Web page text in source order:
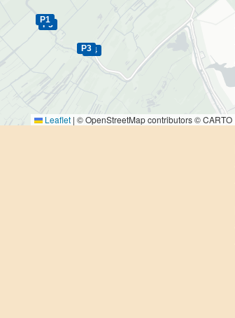
P5
P4
P3
P1
Leaflet | © OpenStreetMap contributors © CARTO